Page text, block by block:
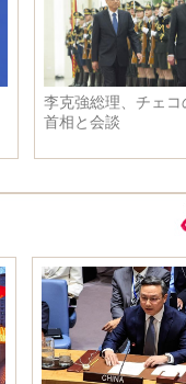
李克強総理、チェコ
首相と会談